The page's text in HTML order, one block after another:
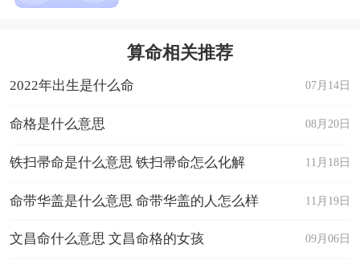
算命相关推荐
07月14日
2022年出生是什么命
08月20日
命格是什么意思
11月18日
铁扫帚命是什么意思 铁扫帚命怎么化解
11月19日
命带华盖是什么意思 命带华盖的人怎么样
09月06日
文昌命什么意思 文昌命格的女孩